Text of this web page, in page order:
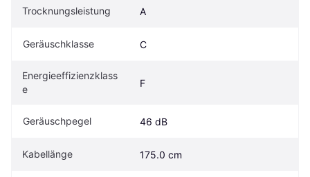
Trocknungsleistung A
Geräuschklasse C
Energieeffizienzklass
e
F
Geräuschpegel 46 dB
Kabellänge 175.0 cm